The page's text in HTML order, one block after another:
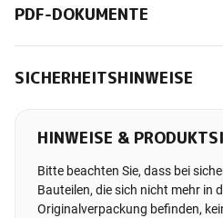
PDF-DOKUMENTE
SICHERHEITSHINWEISE
HINWEISE &
Bitte beachten Sie, dass bei
Bauteilen, die sich nicht mehr in
Originalverpackung befinden,